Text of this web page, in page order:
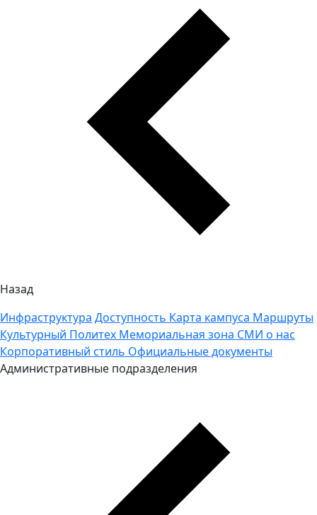
Назад
Инфраструктура Доступность Карта кампуса Маршруты
Культурный Политех Мемориальная зона СМИ о нас
Корпоративный стиль Официальные документы
Административные подразделения